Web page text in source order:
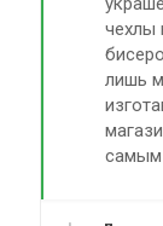
чехлы
лишь
самым